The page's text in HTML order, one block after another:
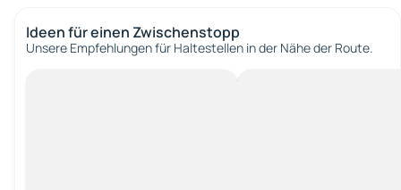
Ideen für einen Zwischenstopp
Unsere Empfehlungen für Haltestellen in der Nähe der Route.